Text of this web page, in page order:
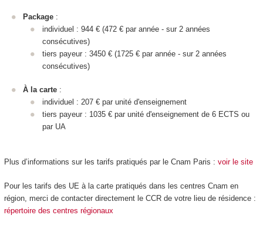
Package :
individuel : 944 € (472 € par année - sur 2 années
consécutives)
tiers payeur : 3450 € (1725 € par année - sur 2 années
consécutives)
À la carte :
individuel : 207 € par unité d'enseignement
tiers payeur : 1035 € par unité d'enseignementde 6 ECTS ou
par UA
Plus d’informations sur les tarifs pratiqués par le Cnam Paris : voir le site
Pour les tarifs des UE à la cartepratiqués dans les centres Cnam en
région, merci de contacter directement le CCR de votre lieu de résidence :
répertoire des centres régionaux